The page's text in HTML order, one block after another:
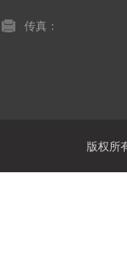
传真：
版权所